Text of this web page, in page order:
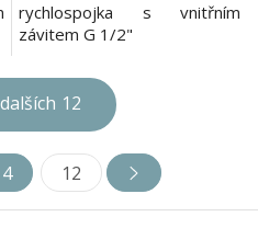
rychlospojka s vnitřním
závitem G 1/2"
12
4 12